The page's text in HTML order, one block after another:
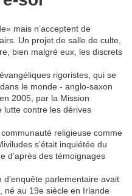
mais n’acceptent de
Un projet de salle de culte,
bien malgré eux, les discrets
rigoristes, qui se
le monde - anglo-saxon
2005, par la Mission
lutte contre les dérives
communauté religieuse comme
s’était inquiétée du
d’après des témoignages
d’enquête parlementaire avait
né au 19e siècle en Irlande